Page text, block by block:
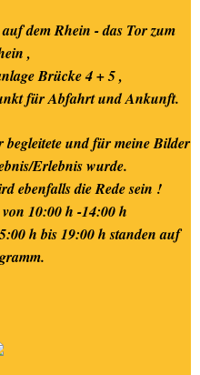
dem Rhein - das Tor zum
,
Brücke 4 + 5 ,
für Abfahrt und Ankunft.
begleitete und für meine Bilder
Erlebnis wurde.
ebenfalls die Rede sein !
10:00 h -14:00 h
h bis 19:00 h standen auf